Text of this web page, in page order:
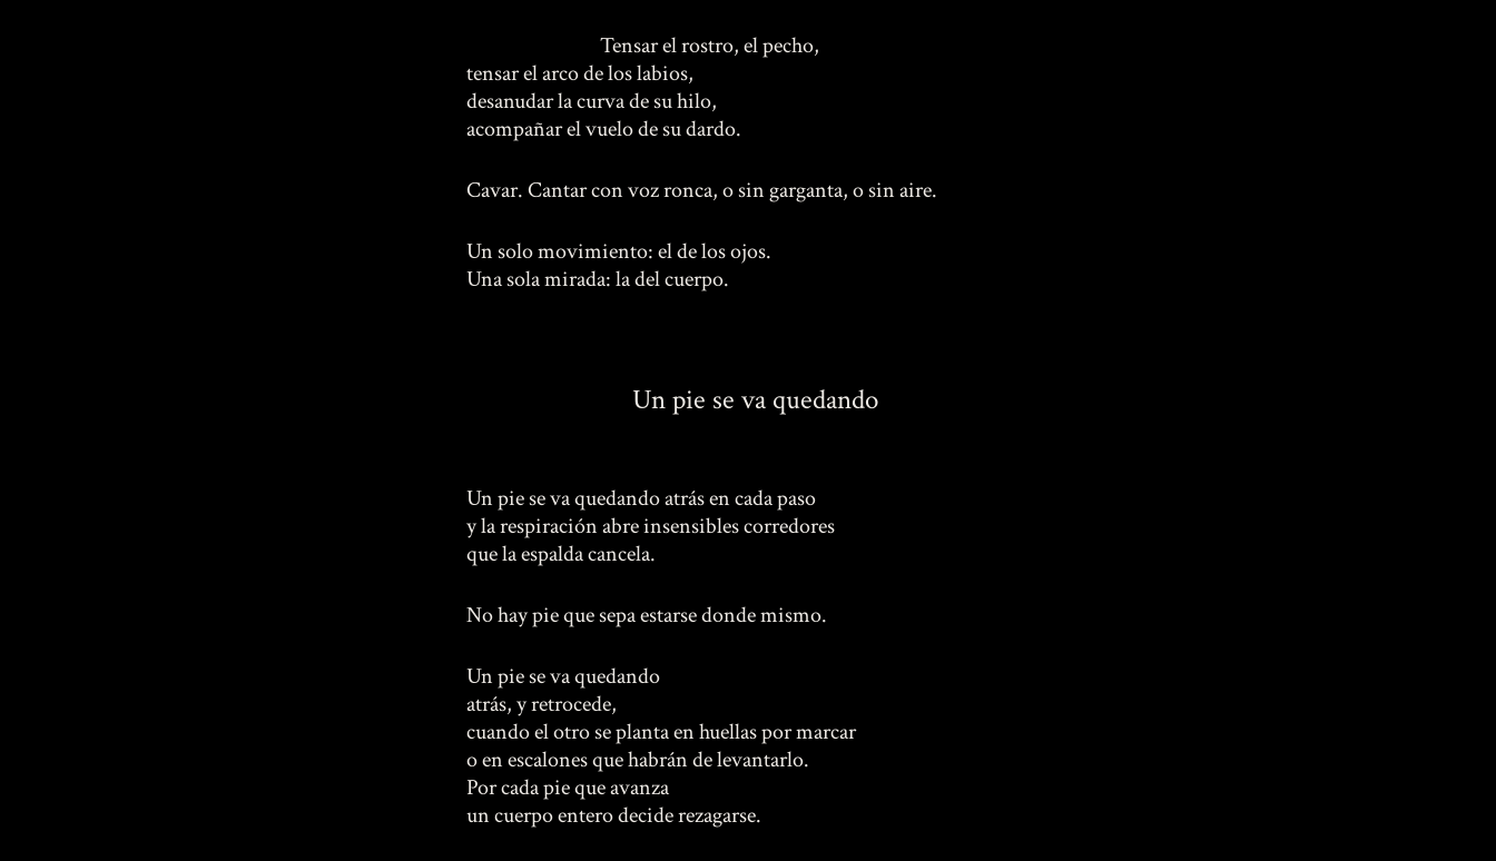
Tensar el rostro, el pecho,
tensar el arco de los labios,
desanudar la curva de su hilo,
acompañar el vuelo de su dardo.
Cavar. Cantar con voz ronca, o sin garganta, o sin aire.
Un solo movimiento: el de los ojos.
Una sola mirada: la del cuerpo.
Un pie se va quedando
Un pie se va quedando atrás en cada paso
y la respiración abre insensibles corredores
que la espalda cancela.
No hay pie que sepa estarse donde mismo.
Un pie se va quedando
atrás, y retrocede,
cuando el otro se planta en huellas por marcar
o en escalones que habrán de levantarlo.
Por cada pie que avanza
un cuerpo entero decide rezagarse.